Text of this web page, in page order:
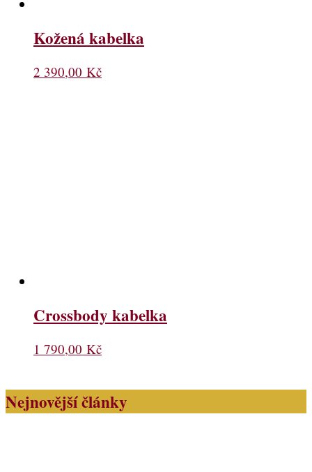
Kožená kabelka
2 390,00 Kč
Crossbody kabelka
1 790,00 Kč
Nejnovější články